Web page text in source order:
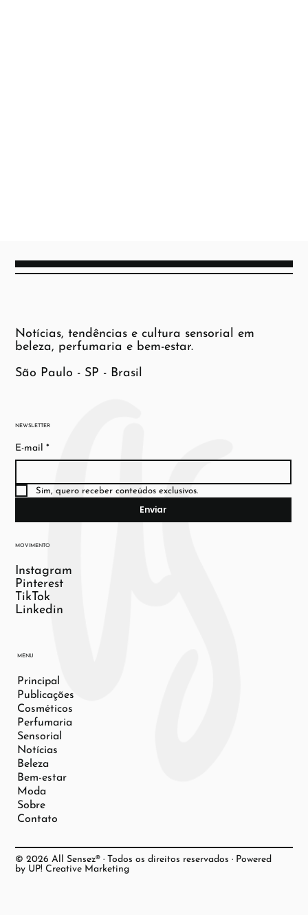
NEWSLETTER
E-mail *
Sim, quero receber conteúdos exclusivos.
Enviar
MOVIMENTO
Instagram
Pinterest
TikTok
Linkedin
MENU
Principal
Publicações
Cosméticos
Perfumaria
Sensorial
Notícias
Beleza
Bem-estar
Moda
Sobre
Contato
Notícias, tendências e cultura sensorial em
beleza, perfumaria e bem-estar.
São Paulo - SP - Brasil
© 2026 All Sensez® · Todos os direitos reservados · Powered
by UP! Creative Marketing